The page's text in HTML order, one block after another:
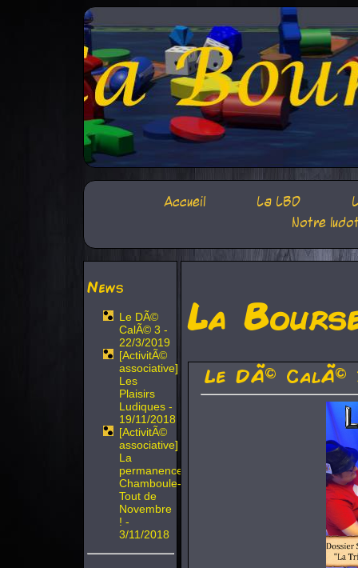
Accueil La LBD
Notre
News
Le DÃ©
CalÃ© 3 -
22/3/2019
[ActivitÃ©
associative]
Les
Plaisirs
Ludiques -
19/11/2018
[ActivitÃ©
associative]
La
permanence
Chamboule-
Tout de
Novembre
! -
3/11/2018
La
Le DÃ© CalÃ©